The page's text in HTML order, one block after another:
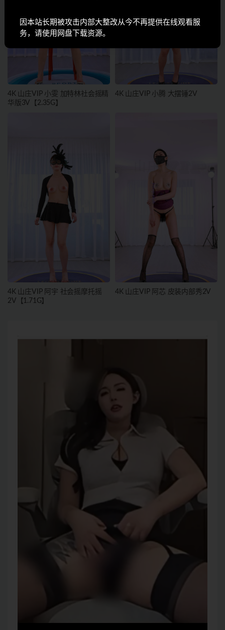
4K 山庄VIP 小雯 加特林社会摇精
华版3V【2.35G】
4K 山庄VIP 小腾 大摆锤2V
4K 山庄VIP 阿宇 社会摇摩托摇
2V【1.71G】
4K 山庄VIP 阿芯 皮装内部秀2V
因本站长期被攻击内部大整改从今不再提供在线观看服
务，请使用网盘下载资源。